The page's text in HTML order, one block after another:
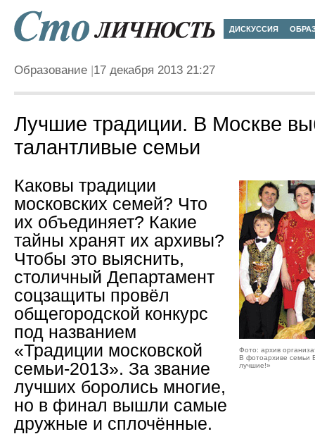
ДИСКУССИЯ
Образование 17 декабря 2013 21:27
Лучшие традиции. В Москве
талантливые семьи
Фото: архив
В фотоархиве семьи
лучшие!»
Каковы традиции
московских семей? Что
их объединяет? Какие
тайны хранят их архивы?
Чтобы это выяснить,
столичный Департамент
соцзащиты провёл
общегородской конкурс
под названием
«Традиции московской
семьи-2013». За звание
лучших боролись многие,
но в финал вышли самые
дружные и сплочённые.